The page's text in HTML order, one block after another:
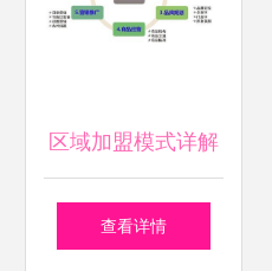
区域加盟模式详解
市场划分策略与投
查看详情